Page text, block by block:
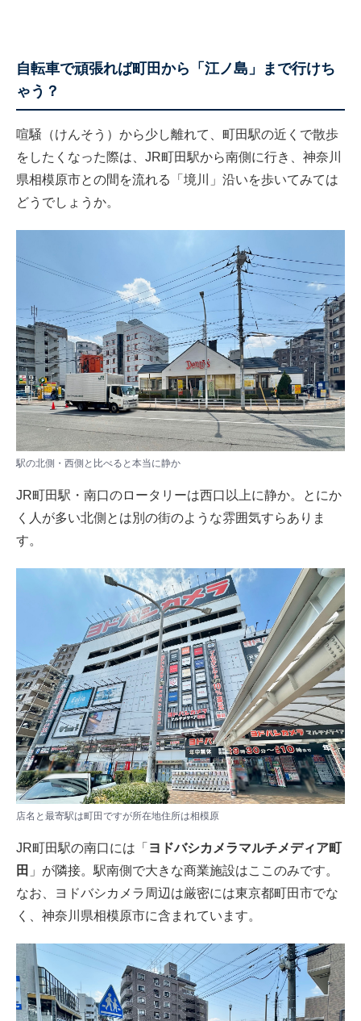
自転車で頑張れば町田から「江ノ島」まで行けち
ゃう？
喧騒（けんそう）から少し離れて、町田駅の近くで散歩
をしたくなった際は、JR町田駅から南側に行き、神奈川
県相模原市との間を流れる「境川」沿いを歩いてみては
どうでしょうか。
駅の北側・西側と比べると本当に静か
JR町田駅・南口のロータリーは西口以上に静か。とにか
く人が多い北側とは別の街のような雰囲気すらありま
す。
店名と最寄駅は町田ですが所在地住所は相模原
JR町田駅の南口には「 ヨドバシカメラマルチメディア町
田 」が隣接。駅南側で大きな商業施設はここのみです。
なお、ヨドバシカメラ周辺は厳密には東京都町田市でな
く、神奈川県相模原市に含まれています。